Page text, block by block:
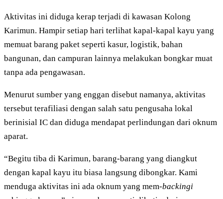
Aktivitas ini diduga kerap terjadi di kawasan Kolong
Karimun. Hampir setiap hari terlihat kapal-kapal kayu yang
memuat barang paket seperti kasur, logistik, bahan
bangunan, dan campuran lainnya melakukan bongkar muat
tanpa ada pengawasan.
Menurut sumber yang enggan disebut namanya, aktivitas
tersebut terafiliasi dengan salah satu pengusaha lokal
berinisial IC dan diduga mendapat perlindungan dari oknum
aparat.
“Begitu tiba di Karimun, barang-barang yang diangkut
dengan kapal kayu itu biasa langsung dibongkar. Kami
menduga aktivitas ini ada oknum yang mem-backingi